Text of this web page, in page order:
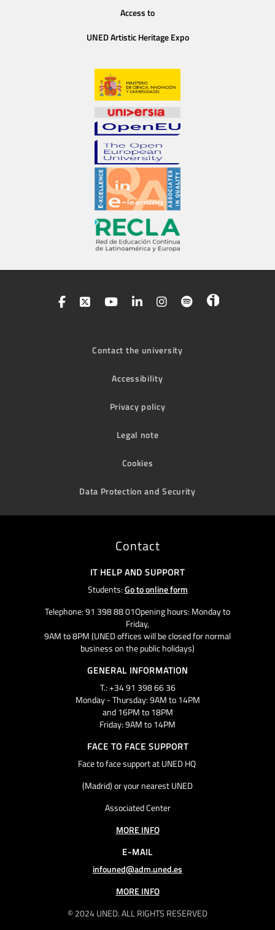
Access to
UNED Artistic Heritage Expo
Contact the university
Accessibility
Privacy policy
Legal note
Cookies
Data Protection and Security
© 2024 UNED. ALL RIGHTS RESERVED
Contact
IT HELP AND SUPPORT
Students:Go to online form
Telephone: 91 398 88 01Opening hours: Monday to
Friday,
9AM to 8PM (UNED offices will be closed for normal
business on the public holidays)
GENERAL INFORMATION
T.: +34 91 398 66 36
Monday - Thursday: 9AM to 14PM
and 16PM to 18PM
Friday: 9AM to 14PM
FACE TO FACE SUPPORT
Face to face support at UNED HQ
(Madrid) or your nearest UNED
Associated Center
MORE INFO
E-MAIL
infouned@adm.uned.es
MORE INFO